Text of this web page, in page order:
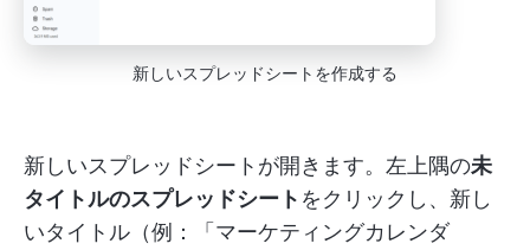
新しいスプレッドシートを作成する
新しいスプレッドシートが開きます。左上隅の未
タイトルのスプレッドシート をクリックし、新し
いタイトル（例：「マーケティングカレンダ